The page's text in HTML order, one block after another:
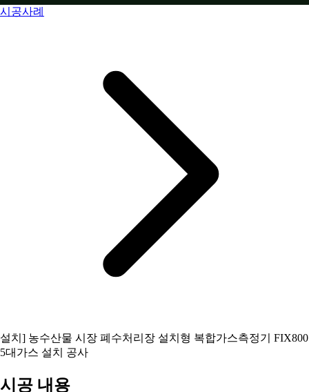
시공사례
설치] 농수산물 시장 폐수처리장 설치형 복합가스측정기 FIX800
5대가스 설치 공사
시공 내용